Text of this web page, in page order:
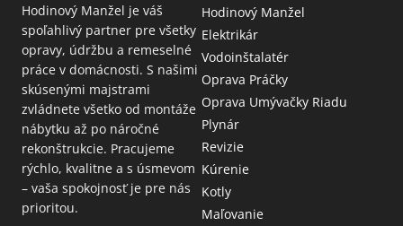
Hodinový Manžel je váš
spoľahlivý partner pre všetky
opravy, údržbu a remeselné
práce v domácnosti. S našimi
skúsenými majstrami
zvládnete všetko od montáže
nábytku až po náročné
rekonštrukcie. Pracujeme
rýchlo, kvalitne a s úsmevom
– vaša spokojnosť je pre nás
prioritou.
Hodinový Manžel
Elektrikár
Vodoinštalatér
Oprava Práčky
Oprava Umývačky Riadu
Plynár
Revizie
Kúrenie
Kotly
Maľovanie